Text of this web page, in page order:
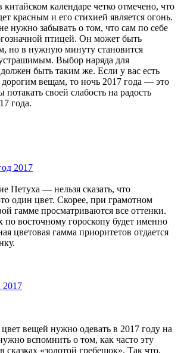
календаре четко отмечено, что
красным и его стихией является огонь.
нужно забывать о том, что сам по себе
птицей. Он может быть
но в нужную минуту становится
Выбор наряда для
быть таким же. Если у вас есть
дорогим вещам, то ночь 2017 года — это
своей слабость на радость
года.
Петуха — нельзя сказать, что
один цвет. Скорее, при грамотном
гамме просматриваются все оттенки.
по восточному гороскопу будет именно
цветовая гамма приоритетов отдается
вещей нужно одевать в 2017 году на
вспомнить о том, как часто эту
сказках «золотой гребешок». Так что,